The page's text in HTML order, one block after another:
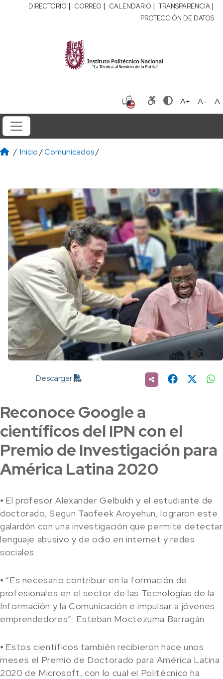
DIRECTORIO | CORREO | CALENDARIO | TRANSPARENCIA |
PROTECCIÓN DE DATOS
A+ A- A
/ Inicio/Comunicados/
Descargar
Reconoce Google a
científicos del IPN con el
Premio de Investigación para
América Latina 2020
⦁ El profesor Alexander Gelbukh y el estudiante de
doctorado, Segun Taofeek Aroyehun, lograron este
galardón con una investigación que permite detectar
lenguaje abusivo y de odio en internet y redes
sociales
⦁ “Es necesario contribuir en la formación de
profesionales en el sector de las Tecnologías de la
Información y la Comunicación e impulsar a jóvenes
emprendedores”: Esteban Moctezuma Barragán
⦁ Estos científicos también recibieron hace unos
meses el Premio de Doctorado para América Latina
2020 de Microsoft, con lo cual el Politécnico ha